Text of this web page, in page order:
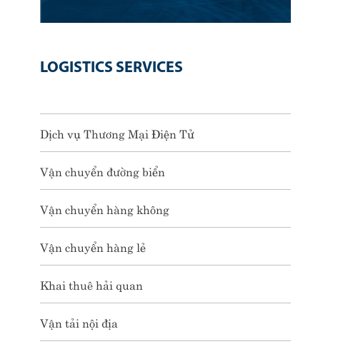
LOGISTICS SERVICES
Dịch vụ Thương Mại Điện Tử
Vận chuyển đường biển
Vận chuyển hàng không
Vận chuyển hàng lẻ
Khai thuê hải quan
Vận tải nội địa